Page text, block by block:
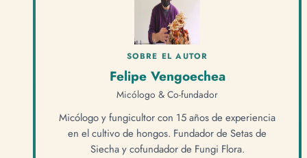
SOBRE EL AUTOR
Felipe Vengoechea
Micólogo & Co-fundador
Micólogo y fungicultor con 15 años de experiencia
en el cultivo de hongos. Fundador de Setas de
Siecha y cofundador de Fungi Flora.